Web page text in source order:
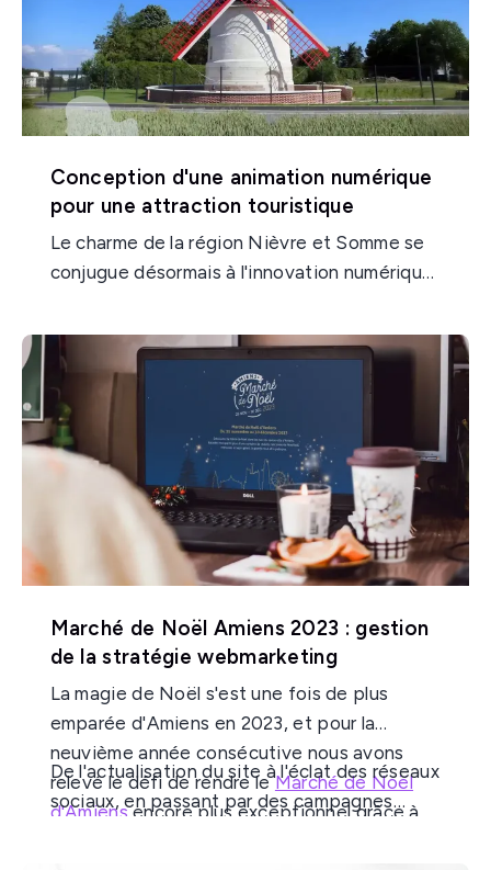
Conception d'une animation numérique
pour une attraction touristique
Le charme de la région Nièvre et Somme se
conjugue désormais à l'innovation numérique
conception d'une animation numérique
unique au service du tourisme. Ce projet
ambitieux, fruit d'une collaboration de longue
date entre la
communauté de communes
Nièvre et Somme et notreagence web, vise
à transformer un ancien moulin en un point
d'attraction touristique incontournable.
Découvrez comment ce projet a pris forme,
les défis rencontrés et les solutions
expérience unique aux visiteurs.
Marché de Noël Amiens 2023 : gestion
de la stratégie webmarketing
La magie de Noël s'est une fois de plus
emparée d'Amiens en 2023, et pour la
neuvième année consécutive nous avons
relevé le défi de rendre leMarché de Noël
d'Amiensencore plus exceptionnel grâce à
De l'actualisation du site à l'éclat des réseaux
sociaux, en passant par des campagnes